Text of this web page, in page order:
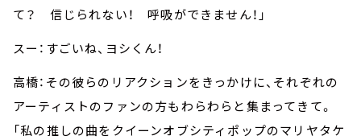
て？ 信じられない！ 呼吸ができません！」
スー：すごいね、ヨシくん！
高橋：その彼らのリアクションをきっかけに、それぞれの
アーティストのファンの方もわらわらと集まってきて。
「私の推しの曲をクイーンオブシティポップのマリヤタケ